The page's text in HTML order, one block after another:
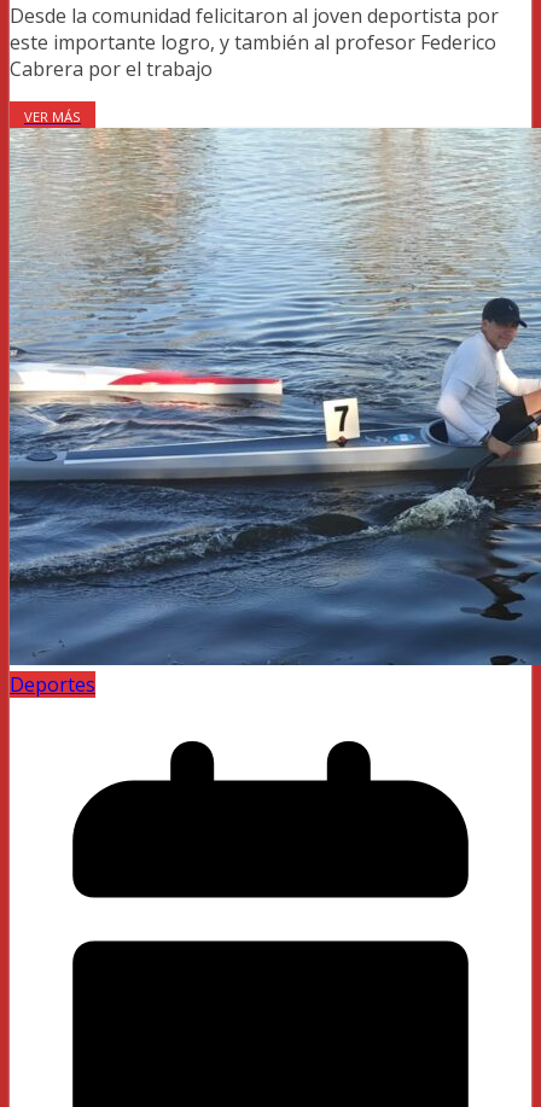
Desde la comunidad felicitaron al joven deportista por
este importante logro, y también al profesor Federico
Cabrera por el trabajo
Deportes